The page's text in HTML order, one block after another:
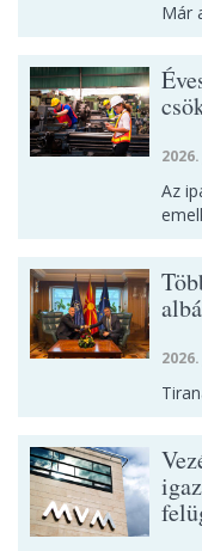
Már
Az